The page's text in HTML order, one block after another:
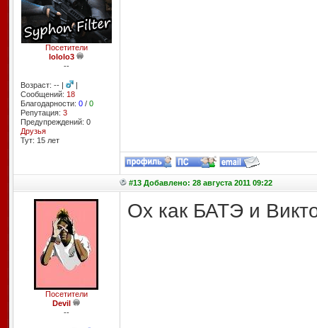
Посетители
lololo3
--
Возраст: -- |
|
Сообщений: 18
Благодарности: 0/ 0
Репутация: 3
Предупреждений: 0
Друзья
Тут: 15 лет
#13 Добавлено: 28 августа 2011 09:22
Посетители
Devil
--
Ох как БАТЭ и